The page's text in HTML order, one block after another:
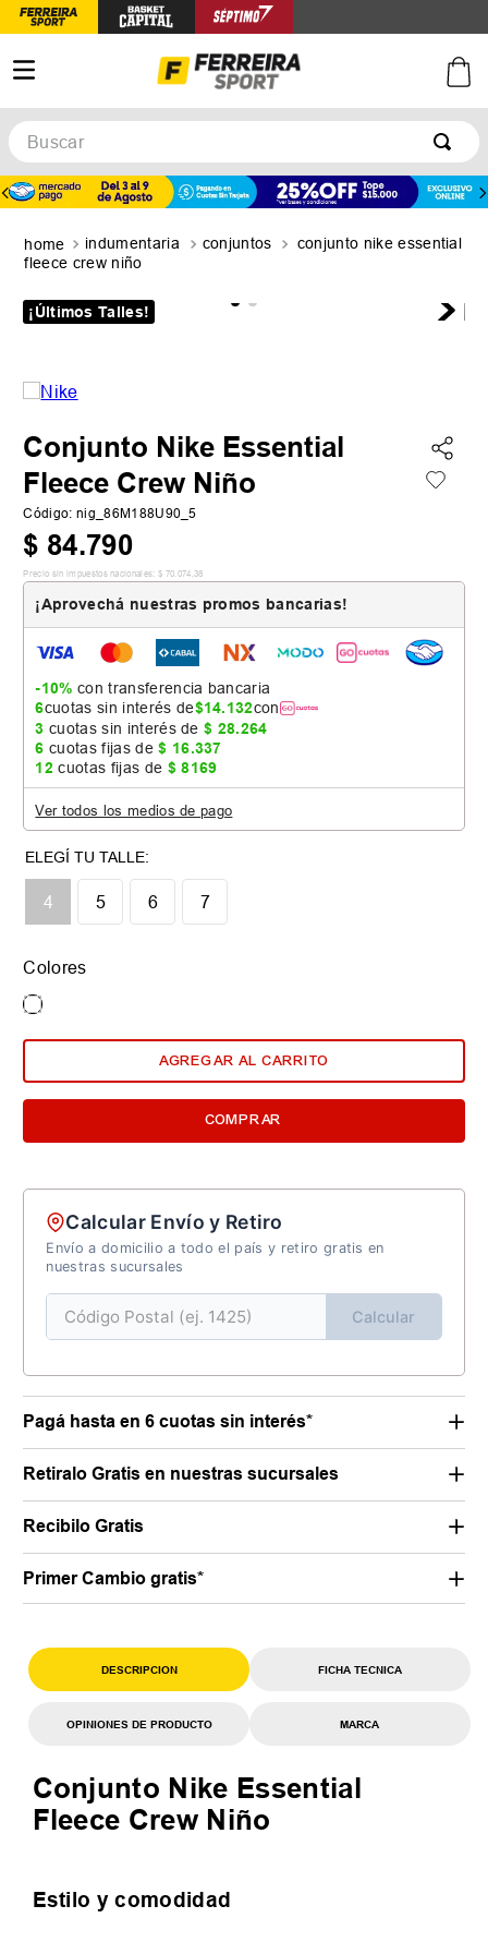
Buscar
indumentaria conjuntos
conjunto nike essential
fleece crew niño
¡Últimos Talles!
Conjunto Nike Essential
Fleece Crew Niño
Código: nig_86M188U90_5
$ 84.790
Precio sin impuestos nacionales: $ 70.074 ,38
¡Aprovechá nuestras promos bancarias!
-10% con transferencia bancaria
6cuotas sin interés de$14.132con
3 cuotas sin interés de$ 28.264
6 cuotas fijas de$ 16.337
12 cuotas fijas de $ 8169
Ver todos los medios de pago
4 5 6 7
Colores
AGREGAR AL CARRITO
COMPRAR
Calcular Envío y Retiro
Envío a domicilio a todo el país y retiro gratis en
nuestras sucursales
Calcular
Pagá hasta en 6 cuotas sin interés*
Retiralo Gratis en nuestras sucursales
Recibilo Gratis
Primer Cambio gratis*
DESCRIPCION FICHA TECNICA
OPINIONES DE PRODUCTO MARCA
Conjunto Nike Essential
Fleece Crew Niño
Estilo y comodidad
TÉRMINOS MÁS BUSCADOS
2.
zapatillas